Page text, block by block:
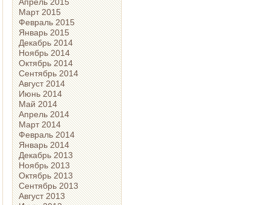
Март 2015
Февраль 2015
Январь 2015
Декабрь 2014
Ноябрь 2014
Октябрь 2014
Сентябрь 2014
Август 2014
Июнь 2014
Май 2014
Апрель 2014
Март 2014
Февраль 2014
Январь 2014
Декабрь 2013
Ноябрь 2013
Октябрь 2013
Сентябрь 2013
Август 2013